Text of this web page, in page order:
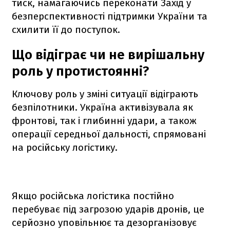
тиск, намагаючись переконати Захід у
безперспективності підтримки України та
схилити її до поступок.
Що відіграє чи не вирішальну
роль у протистоянні?
Ключову роль у зміні ситуації відіграють
безпілотники. Україна активізувала як
фронтові, так і глибинні удари, а також
операції середньої дальності, спрямовані
на російську логістику.
Якщо російська логістика постійно
перебуває під загрозою ударів дронів, це
серйозно уповільнює та дезорганізовує